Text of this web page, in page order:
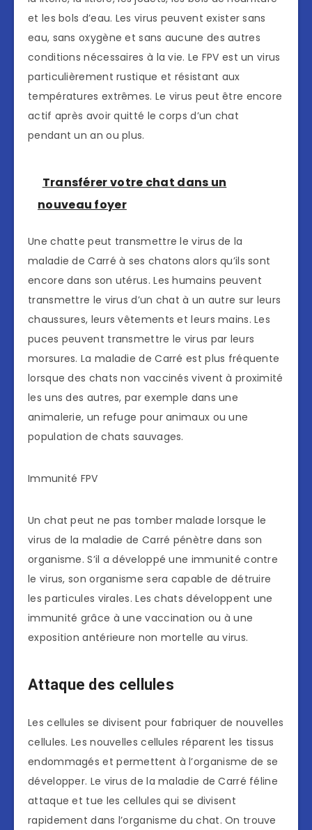
et les bols d’eau. Les virus peuvent exister sans
eau, sans oxygène et sans aucune des autres
conditions nécessaires à la vie. Le FPV est un virus
particulièrement rustique et résistant aux
températures extrêmes. Le virus peut être encore
actif après avoir quitté le corps d’un chat
pendant un an ou plus.
Transférer votre chat dans un
nouveau foyer
Une chatte peut transmettre le virus de la
maladie de Carré à ses chatons alors qu’ils sont
encore dans son utérus. Les humains peuvent
transmettre le virus d’un chat à un autre sur leurs
chaussures, leurs vêtements et leurs mains. Les
puces peuvent transmettre le virus par leurs
morsures. La maladie de Carré est plus fréquente
lorsque des chats non vaccinés vivent à proximité
les uns des autres, par exemple dans une
animalerie, un refuge pour animaux ou une
population de chats sauvages.
Immunité FPV
Un chat peut ne pas tomber malade lorsque le
virus de la maladie de Carré pénètre dans son
organisme. S’il a développé une immunité contre
le virus, son organisme sera capable de détruire
les particules virales. Les chats développent une
immunité grâce à une vaccination ou à une
exposition antérieure non mortelle au virus.
Attaque des cellules
Les cellules se divisent pour fabriquer de nouvelles
cellules. Les nouvelles cellules réparent les tissus
endommagés et permettent à l’organisme de se
développer. Le virus de la maladie de Carré féline
attaque et tue les cellules qui se divisent
rapidement dans l’organisme du chat. On trouve